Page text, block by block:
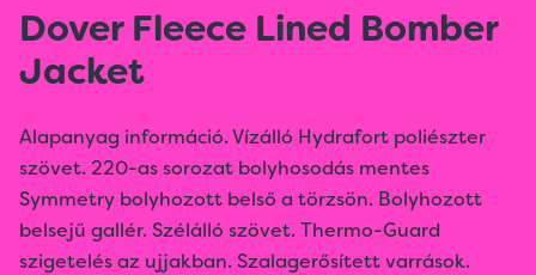
Dover Fleece Lined Bomber
Jacket
Alapanyag információ. Vízálló Hydrafort poliészter
szövet. 220-as sorozat bolyhosodás mentes
Symmetry bolyhozott belső a törzsön. Bolyhozott
belsejű gallér. Szélálló szövet. Thermo-Guard
szigetelés az ujjakban. Szalagerősített varrások.